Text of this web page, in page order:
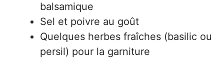
balsamique
Sel et poivre au goût
Quelques herbes fraîches (basilic ou
persil) pour la garniture